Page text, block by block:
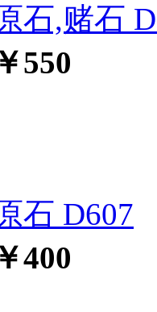
石,赌石
￥550
石 D607
￥400